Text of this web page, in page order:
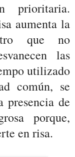
prioritaria.
aumenta la
que no
las
utilizado
común, se
de
porque,
en risa.